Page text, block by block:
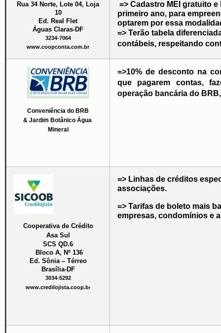
Rua 34 Norte, Lote 04, Loja
10
Ed. Real Flet
Águas Claras-DF
3234-7064
www.coopconta.com.br
primeiro ano, para
optarem por essa
=> Terão tabela
contábeis, respeitando
Conveniência do BRB
& Jardim Botânico Água
Mineral
=>10% de desconto na
que pagarem contas,
operação bancária do
Cooperativa de Crédito
Asa Sul
SCS QD.6
Bloco A, Nº 136
Ed. Sônia – Térreo
Brasília-DF
3034-5292
www.credilojista.coop.br
=> Linhas de créditos
associações.
empresas, condomínios e